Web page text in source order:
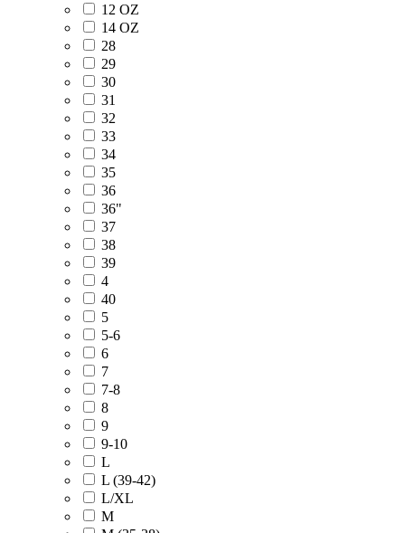
12 OZ
14 OZ
28
29
30
31
32
33
34
35
36
36"
37
38
39
4
40
5
5-6
6
7
7-8
8
9
9-10
L
L (39-42)
L/XL
M